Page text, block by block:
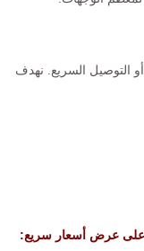
التوصيل السريع. نهدف
على عرض أسعار سريع: